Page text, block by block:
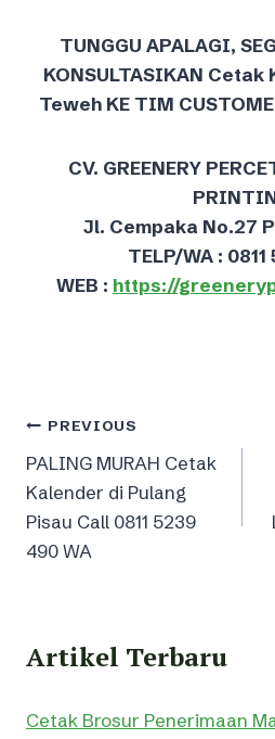
TUNGGU APALAGI,
KONSULTASIKAN
Teweh KE TIM
CV. GREENERY
Jl. Cempaka No.27
TELP/WA :
WEB : https://
Post
navigation
PREVIOUS
PALING MURAH Cetak
Kalender di Pulang
Pisau Call 0811 5239
490 WA
Artikel Terbaru
Cetak Brosur Penerimaan